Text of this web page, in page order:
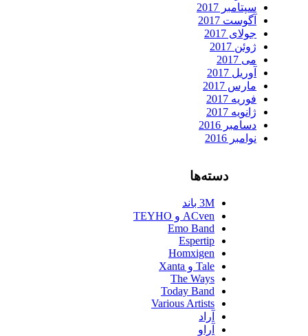
سپتامبر 2017
آگوست 2017
مارس 2017
دسامبر 2016
ACven و TEYHO
Emo Band
Espertip
Homxigen
The Ways
Today Band
Various Artists